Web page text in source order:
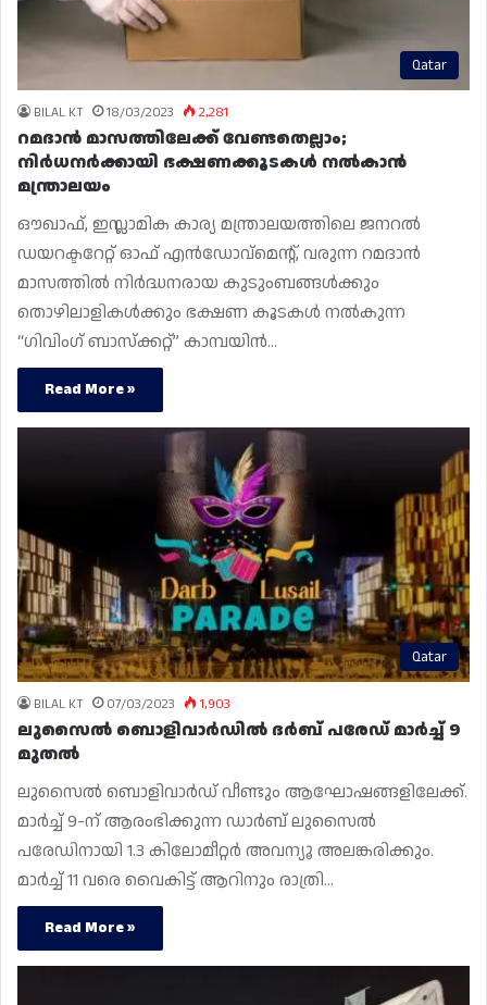
Qatar
BILAL KT 18/03/2023 2,281
റമദാൻ മാസത്തിലേക്ക് വേണ്ടതെല്ലാം;
നിർധനർക്കായി ഭക്ഷണക്കൂടകൾ നൽകാൻ
മന്ത്രാലയം
ഔഖാഫ്, ഇസ്ലാമിക കാര്യ മന്ത്രാലയത്തിലെ ജനറൽ
ഡയറക്ടറേറ്റ് ഓഫ് എൻഡോവ്‌മെന്റ്, വരുന്ന റമദാൻ
മാസത്തിൽ നിർദ്ധനരായ കുടുംബങ്ങൾക്കും
തൊഴിലാളികൾക്കും ഭക്ഷണ കൂടകൾ നൽകുന്ന
“ഗിവിംഗ് ബാസ്‌ക്കറ്റ്” കാമ്പയിൻ…
Read More »
Qatar
BILAL KT 07/03/2023 1,903
ലുസൈൽ ബൊളിവാർഡിൽ ദർബ് പരേഡ് മാർച്ച് 9
മുതൽ
ലുസൈൽ ബൊളിവാർഡ് വീണ്ടും ആഘോഷങ്ങളിലേക്ക്.
മാർച്ച് 9-ന് ആരംഭിക്കുന്ന ഡാർബ് ലുസൈൽ
പരേഡിനായി 1.3 കിലോമീറ്റർ അവന്യൂ അലങ്കരിക്കും.
മാർച്ച് 11 വരെ വൈകിട്ട് ആറിനും രാത്രി…
Read More »